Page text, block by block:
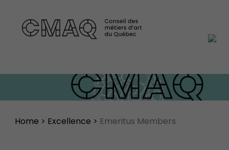
Home > Excellence > Emeritus Members